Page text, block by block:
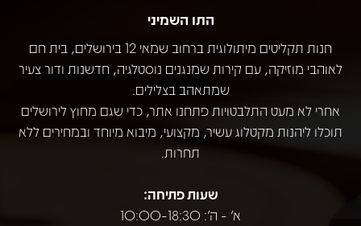
התו השמיני
חנות תקליטים מיתולוגית ברחוב שמאי 12 בירושלים, בית חם
לאוהבי מוזיקה, עם קירות שמנגנים נוסטלגיה, חדשנות ודור צעיר
שמתאהב בצלילים.
אחרי לא מעט התלבטויות פתחנו אתר, כדי שגם מחוץ לירושלים
תוכלו ליהנות מקטלוג עשיר, מקצועי, מיבוא מיוחד ובמחירים ללא
תחרות.
שעות פתיחה:
א' - ה': 10:00-18:30